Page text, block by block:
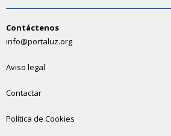
Contáctenos
info@portaluz.org
Aviso legal
Contactar
Política de Cookies